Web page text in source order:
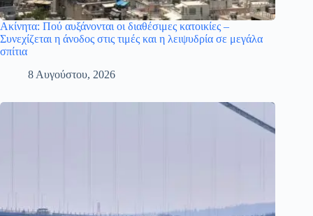
Ακίνητα: Πού αυξάνονται οι διαθέσιμες κατοικίες –
Συνεχίζεται η άνοδος στις τιμές και η λειψυδρία σε μεγάλα
σπίτια
8 Αυγούστου, 2026